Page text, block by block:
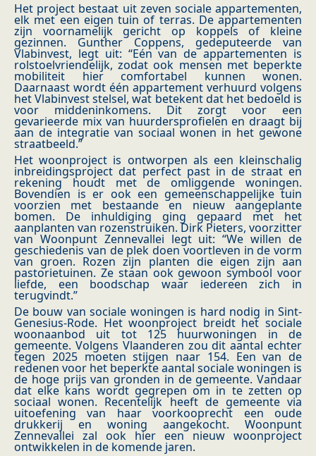
Het project bestaat uit zeven sociale appartementen,
elk met een eigen tuin of terras. De appartementen
zijn voornamelijk gericht op koppels of kleine
gezinnen. Gunther Coppens, gedeputeerde van
Vlabinvest, legt uit: “Eén van de appartementen is
rolstoelvriendelijk, zodat ook mensen met beperkte
mobiliteit hier comfortabel kunnen wonen.
Daarnaast wordt één appartement verhuurd volgens
het Vlabinvest stelsel, wat betekent dat het bedoeld is
voor middeninkomens. Dit zorgt voor een
gevarieerde mix van huurdersprofielen en draagt bij
aan de integratie van sociaal wonen in het gewone
straatbeeld.”
Het woonproject is ontworpen als een kleinschalig
inbreidingsproject dat perfect past in de straat en
rekening houdt met de omliggende woningen.
Bovendien is er ook een gemeenschappelijke tuin
voorzien met bestaande en nieuw aangeplante
bomen. De inhuldiging ging gepaard met het
aanplanten van rozenstruiken. Dirk Pieters, voorzitter
van Woonpunt Zennevallei legt uit: “We willen de
geschiedenis van de plek doen voortleven in de vorm
van groen. Rozen zijn planten die eigen zijn aan
pastorietuinen. Ze staan ook gewoon symbool voor
liefde, een boodschap waar iedereen zich in
terugvindt.”
De bouw van sociale woningen is hard nodig in Sint-
Genesius-Rode. Het woonproject breidt het sociale
woonaanbod uit tot 125 huurwoningen in de
gemeente. Volgens Vlaanderen zou dit aantal echter
tegen 2025 moeten stijgen naar 154. Een van de
redenen voor het beperkte aantal sociale woningen is
de hoge prijs van gronden in de gemeente. Vandaar
dat elke kans wordt gegrepen om in te zetten op
sociaal wonen. Recentelijk heeft de gemeente via
uitoefening van haar voorkooprecht een oude
drukkerij en woning aangekocht. Woonpunt
Zennevallei zal ook hier een nieuw woonproject
ontwikkelen in de komende jaren.